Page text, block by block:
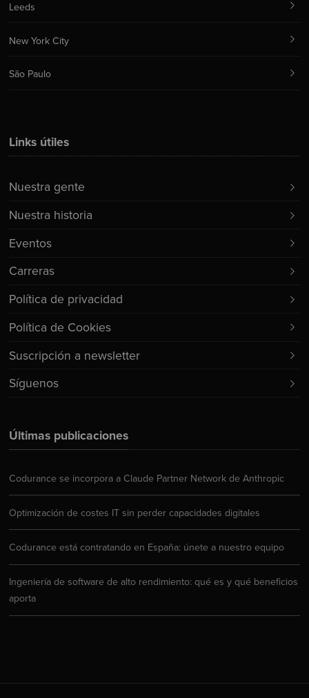
Últimas publicaciones
Codurance se incorpora a Claude Partner Network de Anthropic
Optimización de costes IT sin perder capacidades digitales
Codurance está contratando en España: únete a nuestro equipo
Ingeniería de software de alto rendimiento: qué es y qué beneficios
aporta
Links útiles
Nuestra gente
Nuestra historia
Eventos
Carreras
Política de privacidad
Política de Cookies
Suscripción a newsletter
Síguenos
Leeds
New York City
São Paulo